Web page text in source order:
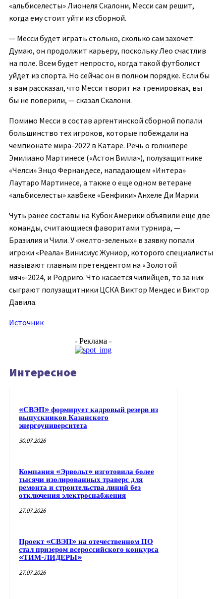
«альбиселесты» Лионеля Скалони, Месси сам решит,
когда ему стоит уйти из сборной.
— Месси будет играть столько, сколько сам захочет.
Думаю, он продолжит карьеру, поскольку Лео счастлив
на поле. Всем будет непросто, когда такой футболист
уйдет из спорта. Но сейчас он в полном порядке. Если бы
я вам рассказал, что Месси творит на тренировках, вы
бы не поверили, — сказал Скалони.
Помимо Месси в состав аргентинской сборной попали
большинство тех игроков, которые побеждали на
чемпионате мира-2022 в Катаре. Речь о голкипере
Эмилиано Мартинесе («Астон Вилла»), полузащитнике
«Челси» Энцо Фернандесе, нападающем «Интера»
Лаутаро Мартинесе, а также о еще одном ветеране
«альбиселесты» хавбеке «Бенфики» Анхеле Ди Марии.
Чуть ранее составы на Кубок Америки объявили еще две
команды, считающиеся фаворитами турнира, —
Бразилия и Чили. У «желто-зеленых» в заявку попали
игроки «Реала» Винисиус Жуниор, которого специалисты
называют главным претендентом на «Золотой
мяч»-2024, и Родриго. Что касается чилийцев, то за них
сыграют полузащитники ЦСКА Виктор Мендес и Виктор
Давила.
Источник
- Реклама -
Интересное
«СВЭП» формирует кадровый резерв из
выпускников Казанского
энергоуниверситета
30.07.2026
Компания «Эрвольт» изготовила более
тысячи изолированных траверс для
ремонта и строительства линий без
отключения электроснабжения
27.07.2026
Проект «СВЭП» на отечественном ПО
стал призером всероссийского конкурса
«ТИМ-ЛИДЕРЫ»
27.07.2026